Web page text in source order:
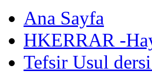
Ana Sayfa
HKERRAR -
Tefsir Usul